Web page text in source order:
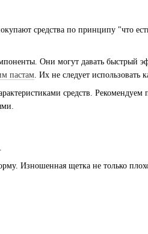
средства по принципу "что
Они могут давать быстрый
пастам . Их не следует использовать
средств. Рекомендуем
Изношенная щетка не только